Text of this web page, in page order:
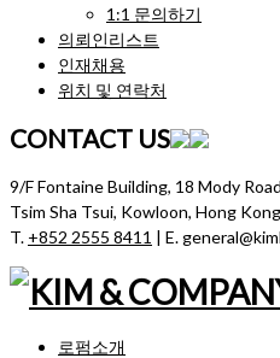
1:1 문의하기
의뢰인리스트
인재채용
위치 및 연락처
CONTACT US
9/F Fontaine Building, 18 Mody
Tsim Sha Tsui, Kowloon, Hong Kong
T. +852 2555 8411 | E.
로펌소개